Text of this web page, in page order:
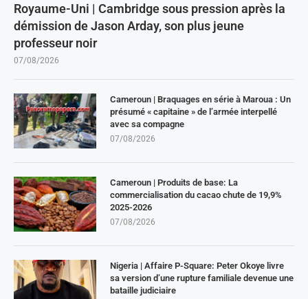
Royaume-Uni | Cambridge sous pression après la
démission de Jason Arday, son plus jeune
professeur noir
07/08/2026
Cameroun | Braquages en série à Maroua : Un
présumé « capitaine » de l’armée interpellé
avec sa compagne
07/08/2026
Cameroun | Produits de base: La
commercialisation du cacao chute de 19,9%
2025-2026
07/08/2026
Nigeria | Affaire P-Square: Peter Okoye livre
sa version d’une rupture familiale devenue une
bataille judiciaire